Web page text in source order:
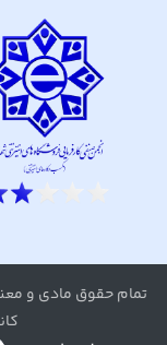
تمام حقوق مادی و